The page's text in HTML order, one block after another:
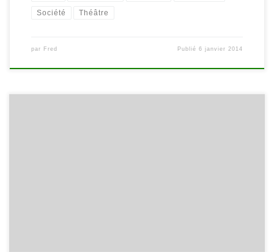
Société Théâtre
par Fred Publié6 janvier 2014